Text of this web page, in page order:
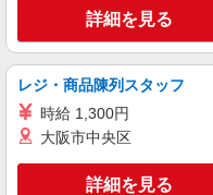
活躍でき
時給
通費全支
船橋市
キープ
詳細を見る
レジ・商品陳列スタッフ
時給 1,300円
大阪市中央区
詳細を見る